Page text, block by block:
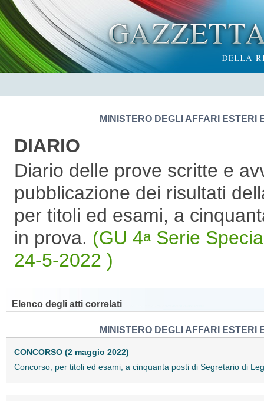
MINISTERO DEGLI AFFARI
DIARIO
Diario delle prove scritte e
pubblicazione dei risultati
per titoli ed esami, a
in prova. (GU 4aSerie
24-5-2022 )
Elenco degli atti correlati
MINISTERO DEGLI AFFARI
CONCORSO (2 maggio 2022)
Concorso, per titoli ed esami, a cinquanta posti di Segretario di